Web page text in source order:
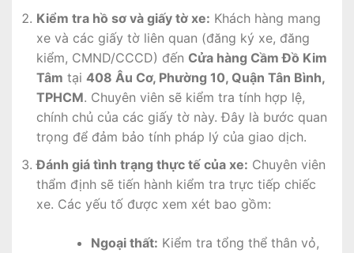
Kiểm tra hồ sơ và giấy tờ xe: Khách hàng mang
xe và các giấy tờ liên quan (đăng ký xe, đăng
kiểm, CMND/CCCD) đến Cửa hàng Cầm Đồ Kim
Tâm tại 408 Âu Cơ, Phường 10, Quận Tân Bình,
TPHCM. Chuyên viên sẽ kiểm tra tính hợp lệ,
chính chủ của các giấy tờ này. Đây là bước quan
trọng để đảm bảo tính pháp lý của giao dịch.
Đánh giá tình trạng thực tế của xe: Chuyên viên
thẩm định sẽ tiến hành kiểm tra trực tiếp chiếc
xe. Các yếu tố được xem xét bao gồm:
Ngoại thất: Kiểm tra tổng thể thân vỏ,